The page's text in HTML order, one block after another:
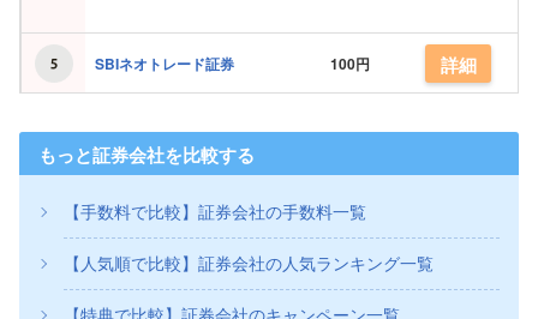
SBIネオトレード証券 100円 詳細
もっと証券会社を比較する
【手数料で比較】証券会社の手数料一覧
【人気順で比較】証券会社の人気ランキング一覧